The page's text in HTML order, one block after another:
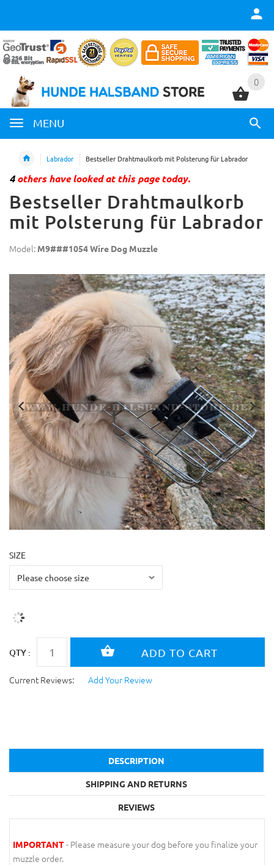
0
MENU
0
Labrador Bestseller Drahtmaulkorb mit Polsterung für Labrador
4others have looked at this page today.
Bestseller Drahtmaulkorb
mit Polsterung für Labrador
Model: M9###1054 Wire Dog Muzzle
SIZE
QTY :
Current Reviews: Add Your Review
DESCRIPTION
SHIPPING AND RETURNS
REVIEWS
IMPORTANT- Please measure your dog before you finalize your
muzzle order.